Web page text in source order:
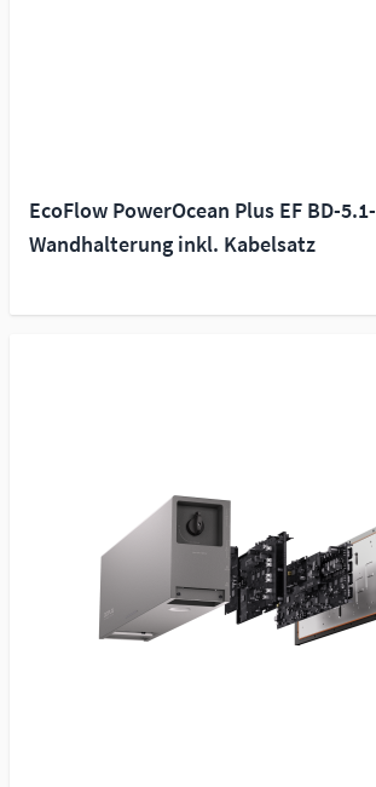
EcoFlow PowerOcean Plus EF BD-
Wandhalterung inkl. Kabelsatz